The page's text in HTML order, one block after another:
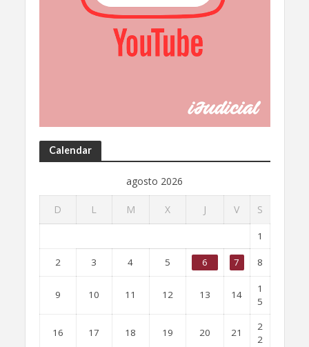
Calendar
agosto 2026
D L M X J V S
1
2 3 4 5 6 7 8
9 10 11 12 13 14
1
5
16 17 18 19 20 21
2
2